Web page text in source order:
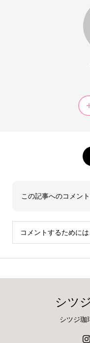
この記事へのコメン
コメントするためには
シツ
シツジ珈